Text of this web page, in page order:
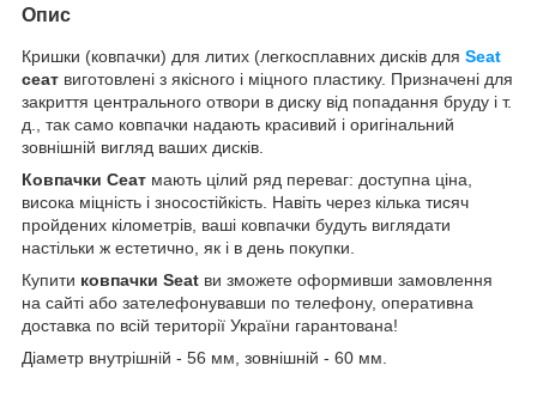
Опис
Кришки (ковпачки) для литих (легкосплавних дисків для Seat
сеат виготовлені з якісного і міцного пластику. Призначені для
закриття центрального отвори в диску від попадання бруду і т.
д., так само ковпачки надають красивий і оригінальний
зовнішній вигляд ваших дисків.
Ковпачки Сеат мають цілий ряд переваг: доступна ціна,
висока міцність і зносостійкість. Навіть через кілька тисяч
пройдених кілометрів, ваші ковпачки будуть виглядати
настільки ж естетично, як і в день покупки.
Купити ковпачки Seat ви зможете оформивши замовлення
на сайті або зателефонувавши по телефону, оперативна
доставка по всій території України гарантована!
Діаметр внутрішній - 56 мм, зовнішній - 60 мм.